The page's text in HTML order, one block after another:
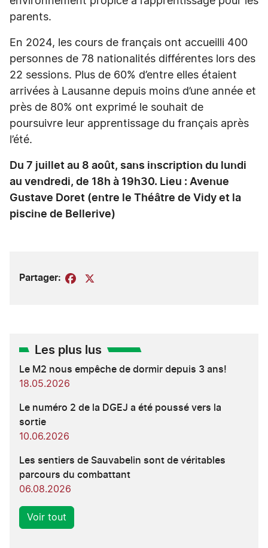
parents.
En 2024, les cours de français ont accueilli 400
personnes de 78 nationalités différentes lors des
22 sessions. Plus de 60% d’entre elles étaient
arrivées à Lausanne depuis moins d’une année et
près de 80% ont exprimé le souhait de
poursuivre leur apprentissage du français après
l’été.
Du 7 juillet au 8 août, sans inscription du lundi
au vendredi, de 18h à 19h30. Lieu : Avenue
Gustave Doret (entre le Théâtre de Vidy et la
piscine de Bellerive)
Partager: Facebook
Les plus lus
Le M2 nous empêche de dormir depuis 3 ans!
18.05.2026
Le numéro 2 de la DGEJ a été poussé vers la
sortie
10.06.2026
Les sentiers de Sauvabelin sont de véritables
parcours du combattant
06.08.2026
Voir tout